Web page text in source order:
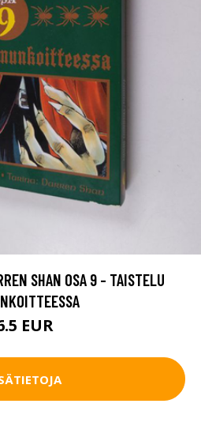
SHAN OSA 9 - TAISTELU
EUR